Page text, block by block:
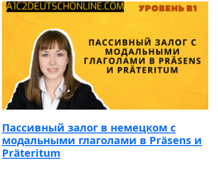
Пассивный залог в немецком с
модальными глаголами в Präsens и
Präteritum